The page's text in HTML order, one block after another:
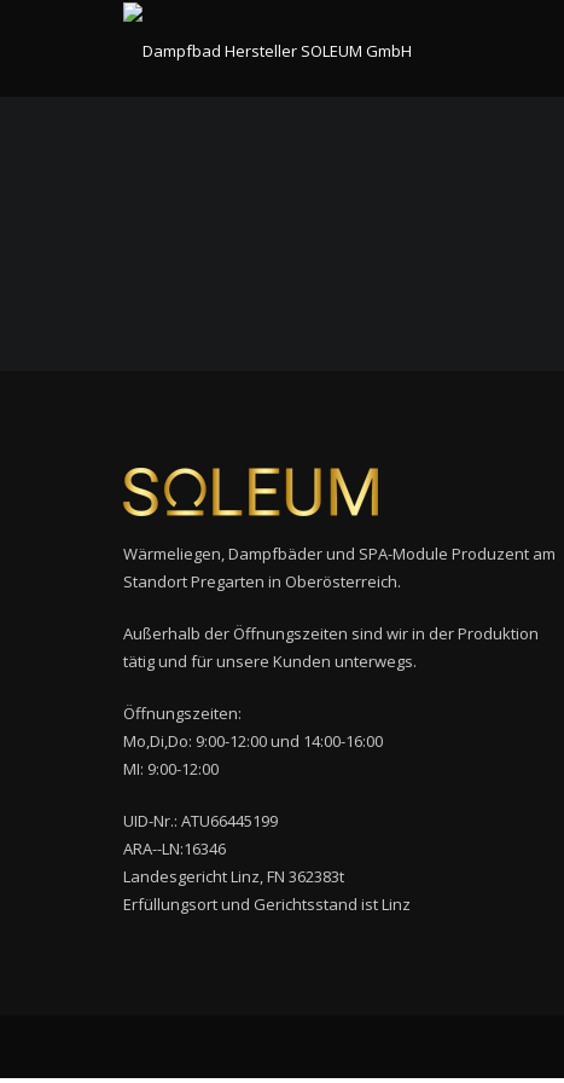
Wärmeliegen, Dampfbäder und SPA-Module Produzent am
Standort Pregarten in Oberösterreich.
Außerhalb der Öffnungszeiten sind wir in der Produktion
tätig und für unsere Kunden unterwegs.
Öffnungszeiten:
Mo,Di,Do: 9:00-12:00 und 14:00-16:00
MI: 9:00-12:00
UID-Nr.: ATU66445199
ARA--LN:16346
Landesgericht Linz, FN 362383t
Erfüllungsort und Gerichtsstand ist Linz